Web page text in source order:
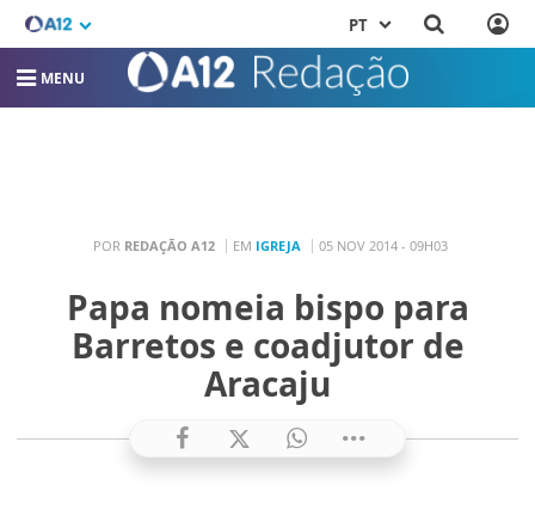
PT
MENU
POR REDAÇÃO A12 EM IGREJA 05 NOV 2014 - 09H03
Papa nomeia bispo para
Barretos e coadjutor de
Aracaju